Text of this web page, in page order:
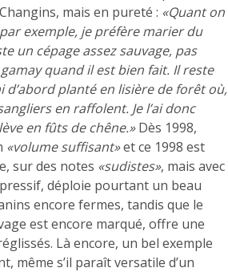
mais en pureté : «Quant on
exemple, je préfère marier du
un cépage assez sauvage, pas
quand il est bien fait. Il reste
planté en lisière de forêt où,
en raffolent. Je l’ai donc
en fûts de chêne.»Dès 1998,
«volume suffisant»et ce 1998 est
sur des notes «sudistes», mais avec
déploie pourtant un beau
encore fermes, tandis que le
est encore marqué, offre une
Là encore, un bel exemple
même s’il paraît versatile d’un